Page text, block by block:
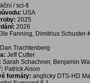
/ sci-fi
USA
2025
2026
Fanning, Dimitrius
Dan Trachtenberg
Jeff Cutter
Sarah Schachner, Benjamin
Patrick Aison
formáty: anglicky DTS-HD